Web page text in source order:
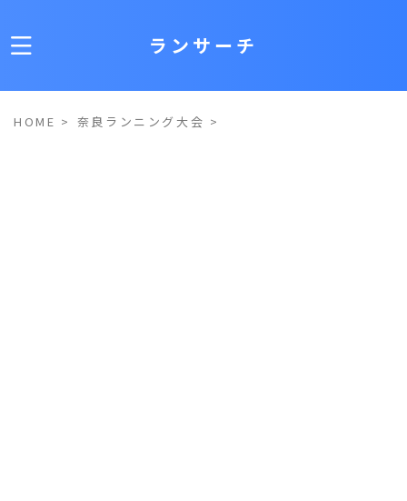
ランサーチ
HOME > 奈良ランニング大会 >